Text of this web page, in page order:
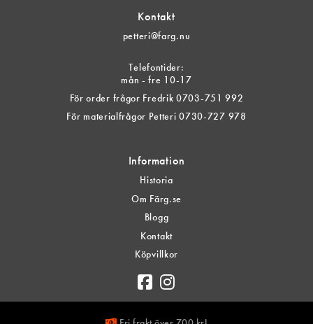
Kontakt
petteri@farg.nu
Telefontider:
mån - fre 10-17
För order frågor Fredrik 0703-751 992
För materialfrågor Petteri 0730-727 978
Information
Historia
Om Färg.se
Blogg
Kontakt
Köpvillkor